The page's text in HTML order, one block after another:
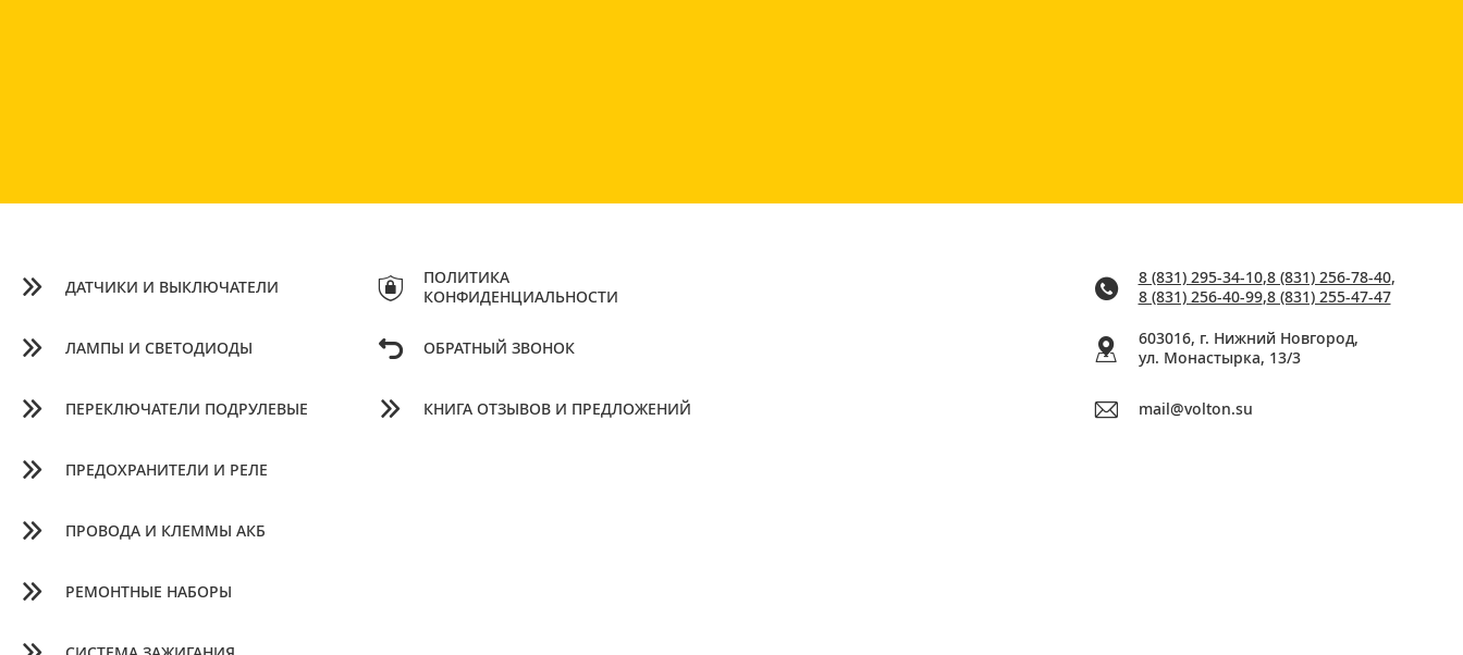
ДАТЧИКИ И ВЫКЛЮЧАТЕЛИ
ЛАМПЫ И СВЕТОДИОДЫ
ПЕРЕКЛЮЧАТЕЛИ ПОДРУЛЕВЫЕ
ПРЕДОХРАНИТЕЛИ И РЕЛЕ
ПРОВОДА И КЛЕММЫ АКБ
РЕМОНТНЫЕ НАБОРЫ
ПОЛИТИКА
КОНФИДЕНЦИАЛЬНОСТИ
ОБРАТНЫЙ ЗВОНОК
КНИГА ОТЗЫВОВ И ПРЕДЛОЖЕНИЙ
8 (831) 295-34-10,8 (831) 256-78-40,
8 (831) 256-40-99,8 (831) 255-47-47
603016, г. Нижний Новгород,
ул. Монастырка, 13/3
mail@volton.su